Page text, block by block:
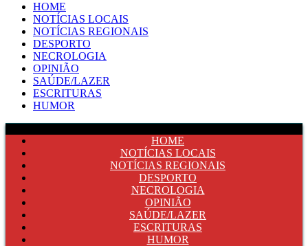
HOME
NOTÍCIAS LOCAIS
NOTÍCIAS REGIONAIS
DESPORTO
NECROLOGIA
OPINIÃO
SAÚDE/LAZER
ESCRITURAS
HUMOR
HOME
NOTÍCIAS LOCAIS
NOTÍCIAS REGIONAIS
DESPORTO
NECROLOGIA
OPINIÃO
SAÚDE/LAZER
ESCRITURAS
HUMOR